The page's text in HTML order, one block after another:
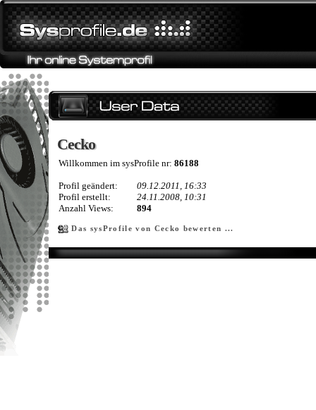
Cecko
Cecko
Willkommen im sysProfile nr: 86188
Profil geändert:
09.12.2011, 16:33
Profil erstellt:
24.11.2008, 10:31
Anzahl Views:
894
Das sysProfile von Cecko bewerten ...